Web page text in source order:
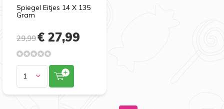
Spiegel Eitjes 14 X 135
Gram
29,99€ 27,99